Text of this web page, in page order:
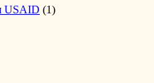
USAID (1)